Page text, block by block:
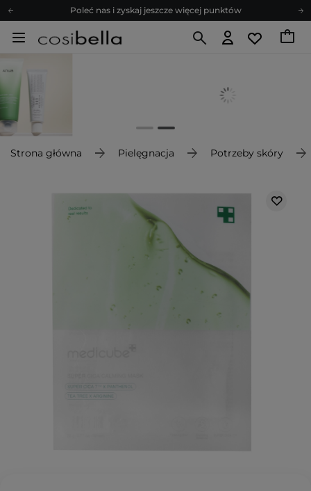
Poleć nas i zyskaj jeszcze więcej punktów
Zapisz się na newsletter pełen porad
Poleć nas i zyskaj jeszcze więcej punktów
Strona główna Pielęgnacja Potrzeby skóry